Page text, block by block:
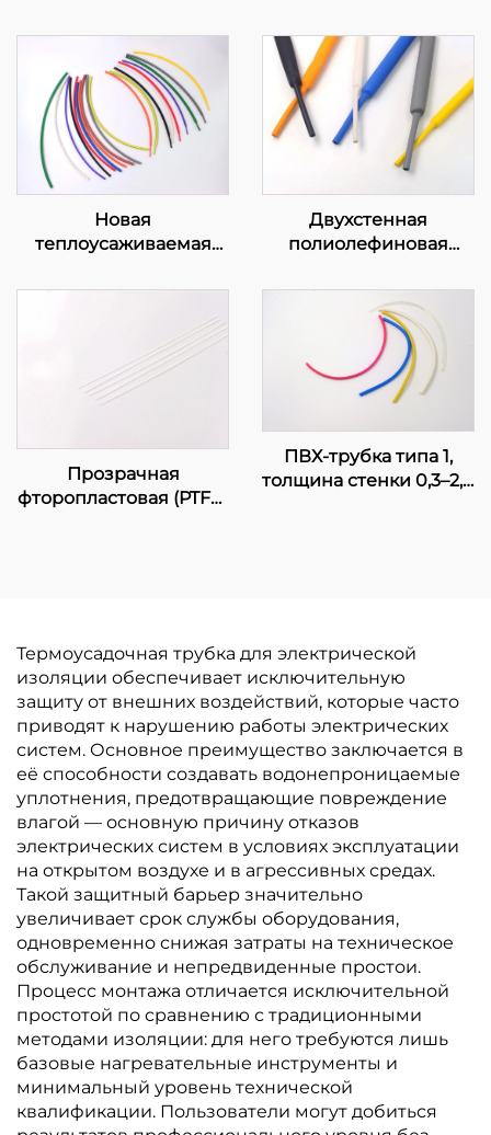
Новая
теплоусаживаемая
трубка K-102, гибкая
Двухстенная
полиолефиновая
слоем
Прозрачная
фторопластовая (PTFE)
ПВХ-трубка типа 1,
толщина стенки 0,3–2,0
Термоусадочная трубка для электрической
изоляции обеспечивает исключительную
защиту от внешних воздействий, которые часто
приводят к нарушению работы электрических
систем. Основное преимущество заключается в
её способности создавать водонепроницаемые
уплотнения, предотвращающие повреждение
влагой — основную причину отказов
электрических систем в условиях эксплуатации
на открытом воздухе и в агрессивных средах.
Такой защитный барьер значительно
увеличивает срок службы оборудования,
одновременно снижая затраты на техническое
обслуживание и непредвиденные простои.
Процесс монтажа отличается исключительной
простотой по сравнению с традиционными
методами изоляции: для него требуются лишь
базовые нагревательные инструменты и
минимальный уровень технической
квалификации. Пользователи могут добиться